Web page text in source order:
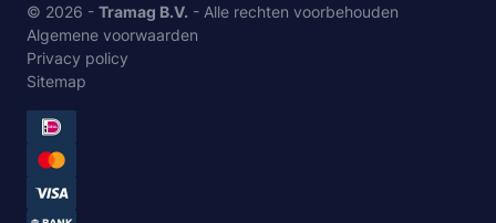
© 2026 - Tramag B.V. - Alle rechten voorbehouden
Algemene voorwaarden
Privacy policy
Sitemap